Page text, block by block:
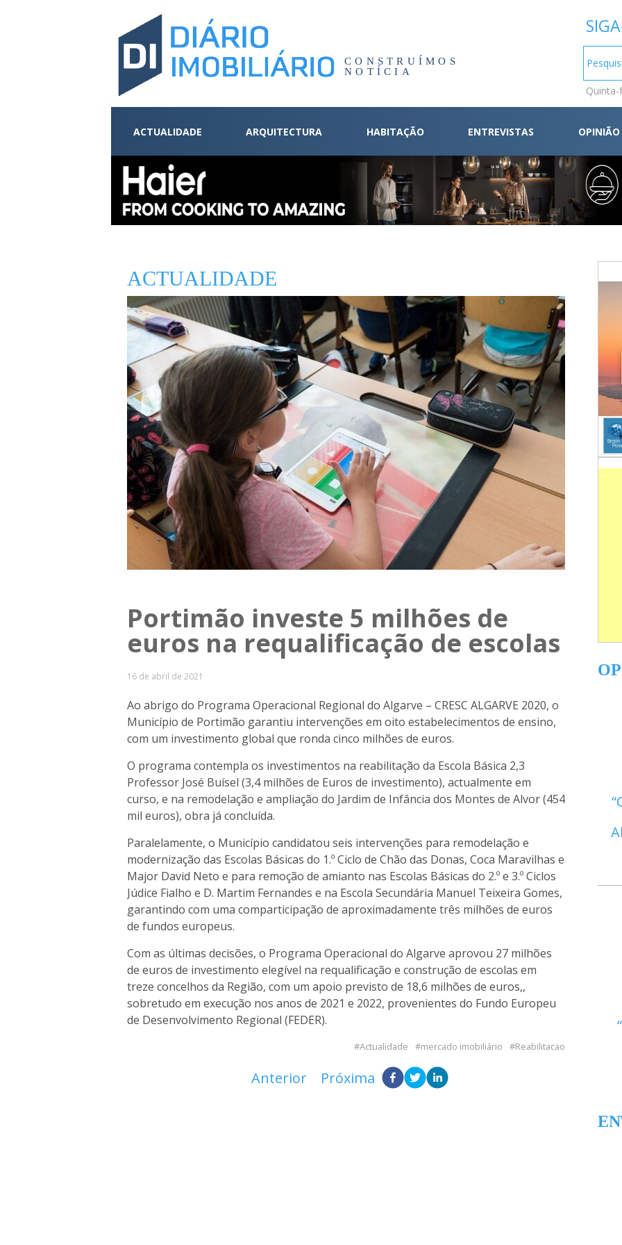
CONSTRUÍMOS
NOTÍCIA
ACTUALIDADE ARQUITECTURA HABITAÇÃO ENTREVISTAS OPINIÃO
ACTUALIDADE
Portimão investe 5 milhões de
euros na requalificação de escolas
16 de abril de 2021
Ao abrigo do Programa Operacional Regional do Algarve – CRESC ALGARVE 2020, o
Município de Portimão garantiu intervenções em oito estabelecimentos de ensino,
com um investimento global que ronda cinco milhões de euros.
O programa contempla os investimentos na reabilitação da Escola Básica 2,3
Professor José Buísel (3,4 milhões de Euros de investimento), actualmente em
curso, e na remodelação e ampliação do Jardim de Infância dos Montes de Alvor (454
mil euros), obra já concluída.
Paralelamente, o Município candidatou seis intervenções para remodelação e
modernização das Escolas Básicas do 1.º Ciclo de Chão das Donas, Coca Maravilhas e
Major David Neto e para remoção de amianto nas Escolas Básicas do 2.º e 3.º Ciclos
Júdice Fialho e D. Martim Fernandes e na Escola Secundária Manuel Teixeira Gomes,
garantindo com uma comparticipação de aproximadamente três milhões de euros
de fundos europeus.
Com as últimas decisões, o Programa Operacional do Algarve aprovou 27 milhões
de euros de investimento elegível na requalificação e construção de escolas em
treze concelhos da Região, com um apoio previsto de 18,6 milhões de euros,,
sobretudo em execução nos anos de 2021 e 2022, provenientes do Fundo Europeu
de Desenvolvimento Regional (FEDER).
Actualidade mercado imobiliário Reabilitacao
Anterior Próxima